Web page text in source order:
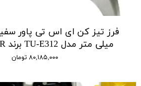
میلی متر مدل TU-E312 برند AST-POWER
۸۰,۱۸۵,۰۰۰ تومان